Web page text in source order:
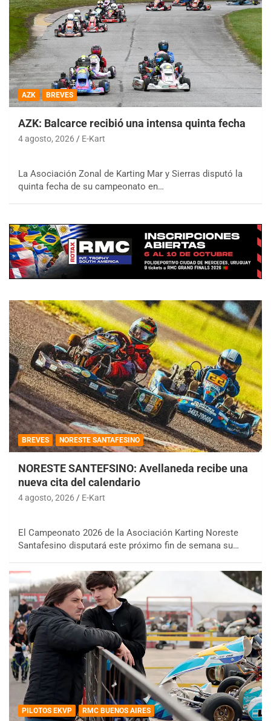
AZK BREVES
AZK: Balcarce recibió una intensa quinta fecha
4 agosto, 2026 E-Kart
La Asociación Zonal de Karting Mar y Sierras disputó la
quinta fecha de su campeonato en…
BREVES NORESTE SANTAFESINO
NORESTE SANTEFSINO: Avellaneda recibe una
nueva cita del calendario
4 agosto, 2026 E-Kart
El Campeonato 2026 de la Asociación Karting Noreste
Santafesino disputará este próximo fin de semana su…
PILOTOS EKVP RMC BUENOS AIRES